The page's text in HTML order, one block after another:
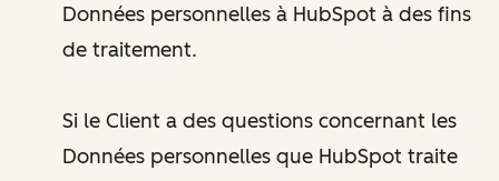
Données personnelles à HubSpot à des fins
de traitement.
Si le Client a des questions concernant les
Données personnelles que HubSpot traite